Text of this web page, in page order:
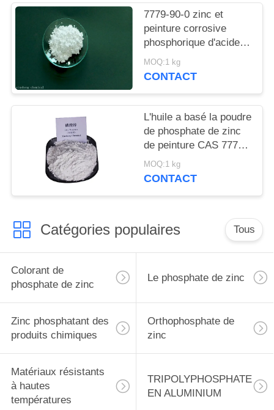
PRIVACY
POLICY
7779-90-0 zinc et
peinture corrosive
phosphorique d'acide
d'Acidzinc et
phosphorique anti pour
MOQ:1 kg
CONTACT
L'huile a basé la poudre
de phosphate de zinc
de peinture CAS 7779-
90-0 pour le bateau et
les structures
MOQ:1 kg
CONTACT
Catégories populaires Tous
Colorant de
phosphate de zinc
Le phosphate de zinc
Zinc phosphatant des
produits chimiques
Orthophosphate de
zinc
Matériaux résistants
à hautes
températures
TRIPOLYPHOSPHATE
EN ALUMINIUM